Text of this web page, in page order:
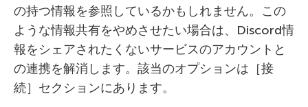
の持つ情報を参照しているかもしれません。この
ような情報共有をやめさせたい場合は、Discord情
報をシェアされたくないサービスのアカウントと
の連携を解消します。該当のオプションは［接
続］セクションにあります。